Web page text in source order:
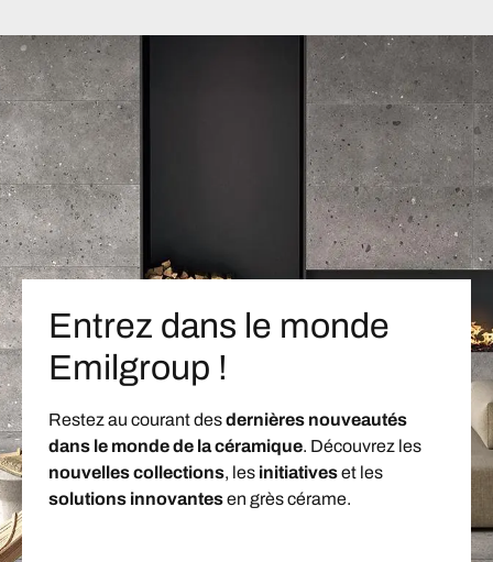
Entrez dans le monde
Emilgroup !
Restez au courant desdernières nouveautés
dans le monde de la céramique. Découvrez les
nouvelles collections, les initiativeset les
solutions innovantesen grès cérame.